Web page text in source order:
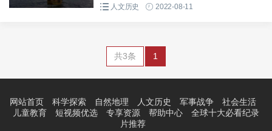
人文历史 2022-08-11
共3条 1
网站首页 科学探索 自然地理 人文历史 军事战争
社会生活
儿童教育
短视频优选 专享资源 帮助中心
全球十大必看纪录
片推荐